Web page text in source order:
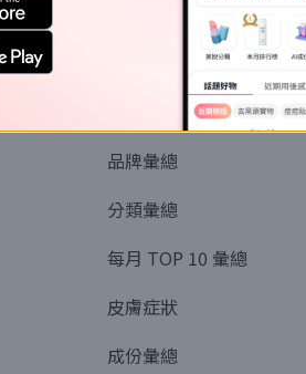
品牌彙總
分類彙總
每月 TOP 10 彙總
皮膚症狀
成份彙總